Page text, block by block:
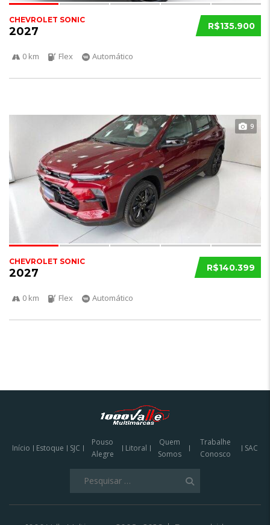
R$135.900
CHEVROLET SONIC
2027
0 km Flex Automático
9
R$140.399
CHEVROLET SONIC
2027
0 km Flex Automático
Início Estoque SJC
Pouso
Alegre
Litoral
Quem
Somos
Trabalhe
Conosco
SAC